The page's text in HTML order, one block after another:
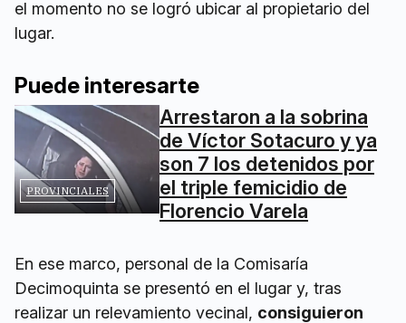
el momento no se logró ubicar al propietario del
lugar.
Puede interesarte
PROVINCIALES
Arrestaron a la sobrina
de Víctor Sotacuro y ya
son 7 los detenidos por
el triple femicidio de
Florencio Varela
En ese marco, personal de la Comisaría
Decimoquinta se presentó en el lugar y, tras
realizar un relevamiento vecinal, consiguieron